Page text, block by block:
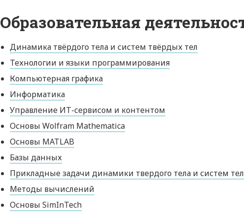
Образовательная
Динамика твёрдого тела и систем твёрдых тел
Технологии и языки программирования
Компьютерная графика
Информатика
Управление ИТ-сервисом и контентом
Основы Wolfram Mathematica
Основы MATLAB
Базы данных
Прикладные задачи динамики твердого тела и систем тел
Методы вычислений
Основы SimInTech